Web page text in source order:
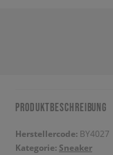
PRODUKTBESCHREIBUNG
Herstellercode: BY4027
Kategorie: Sneaker